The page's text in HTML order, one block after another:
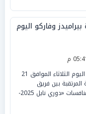
وفاركو اليوم
تترقب الجماهير المصرية مساء اليوم الثلاثاء الموافق 21
المرتقبة بين فريق
بيراميدز وضيفه فاركو، ضمن منافسات «دوري نايل 2025-